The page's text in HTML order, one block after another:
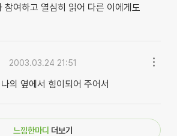
참여하고 열심히 읽어 다른 이에게도
2003.03.24 21:51
의 옆에서 힘이되어 주어서
느낌한마디 더보기